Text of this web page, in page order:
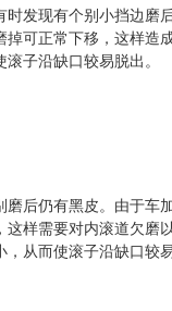
发现有个别小挡边磨
可正常下移，这样
子沿缺口较易脱出。
后仍有黑皮。由于车
这样需要对内滚道欠
从而使滚子沿缺口较易